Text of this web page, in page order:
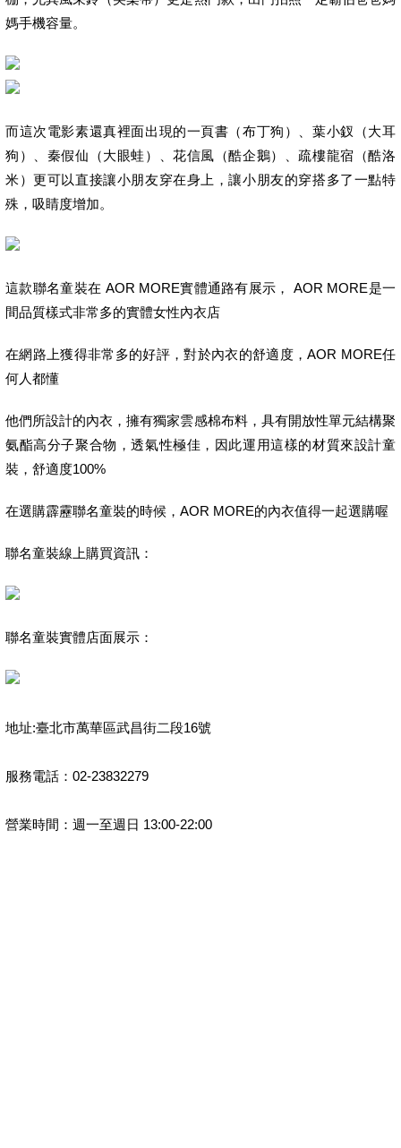
媽手機容量。
而這次電影素還真裡面出現的一頁書（布丁狗）、葉小釵（大耳
狗）、秦假仙（大眼蛙）、花信風（酷企鵝）、疏樓龍宿（酷洛
米）更可以直接讓小朋友穿在身上，讓小朋友的穿搭多了一點特
殊，吸睛度增加。
這款聯名童裝在 AOR MORE實體通路有展示， AOR MORE是一
間品質樣式非常多的實體女性內衣店
在網路上獲得非常多的好評，對於內衣的舒適度，AOR MORE任
何人都懂
他們所設計的內衣，擁有獨家雲感棉布料，具有開放性單元結構聚
氨酯高分子聚合物，透氣性極佳，因此運用這樣的材質來設計童
裝，舒適度100%
在選購霹靂聯名童裝的時候，AOR MORE的內衣值得一起選購喔
聯名童裝線上購買資訊：
聯名童裝實體店面展示：
地址:臺北市萬華區武昌街二段16號
服務電話：02-23832279
營業時間：週一至週日 13:00-22:00